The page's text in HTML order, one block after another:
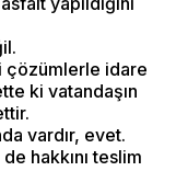
çözümlerle idare
ki vatandaşın
vardır, evet.
hakkını teslim